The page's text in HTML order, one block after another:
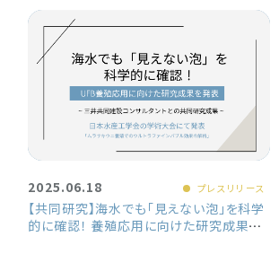
2025.06.18 プレスリリース
【共同研究】海水でも「見えない泡」を科学
的に確認！ 養殖応用に向けた研究成果を